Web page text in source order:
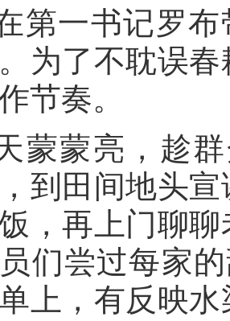
第一书记罗
为了不耽误
节奏。
蒙蒙亮，趁
到田间地头
，再上门聊
们尝过每家
上，有反映